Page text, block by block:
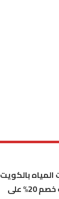
بالكويت
صيانة وتركيب خصم 20% على